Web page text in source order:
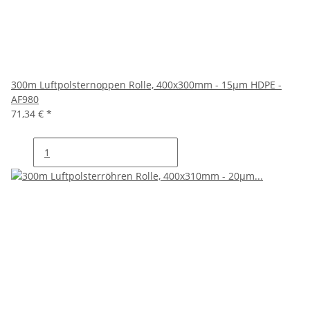
300m Luftpolsternoppen Rolle, 400x300mm - 15µm HDPE -
AF980
71,34 € *